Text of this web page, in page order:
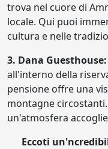
trova nel cuore di
locale. Qui puoi
cultura e nelle
3. Dana Guesthouse:
all'interno della
pensione offre una
montagne
un'atmosfera
Eccoti